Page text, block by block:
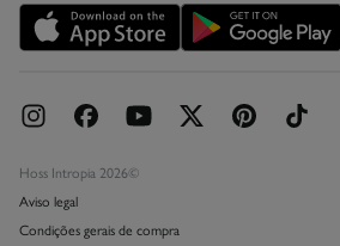
Livro de Reclamações online
Hoss Intropia 2026©
Aviso legal
Condições gerais de compra